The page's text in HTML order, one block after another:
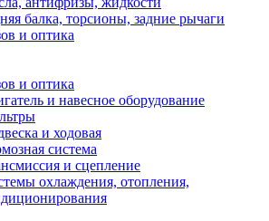
балка, торсионы, задние рычаги
и оптика
и оптика
и навесное оборудование
и ходовая
система
и сцепление
охлаждения, отопления,